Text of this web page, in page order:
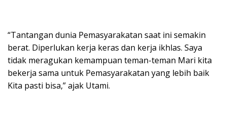
“Tantangan dunia Pemasyarakatan saat ini semakin
berat. Diperlukan kerja keras dan kerja ikhlas. Saya
tidak meragukan kemampuan teman-teman Mari kita
bekerja sama untuk Pemasyarakatan yang lebih baik
Kita pasti bisa,” ajak Utami.